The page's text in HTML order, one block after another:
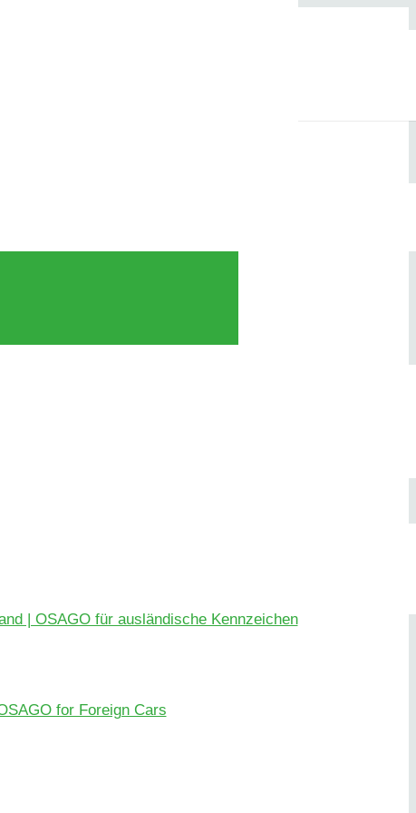
| OSAGO für ausländische Kennzeichen
for Foreign Cars